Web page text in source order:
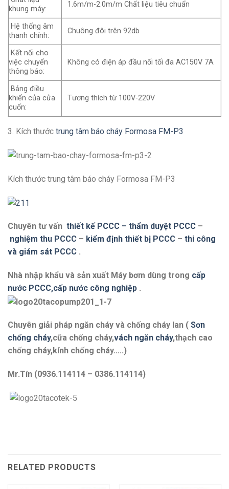
khung máy:
1.6m/m-2.0m/m Chất liệu tiêu chuẩn
Hệ thống âm
thanh chính:
Chuông đôi trên 92db
Kết nối cho
việc chuyển
thông báo:
Không có điện áp đầu nối tối đa AC150V 7A
Bảng điều
khiển của cửa
cuốn:
Tương thích từ 100V-220V
3. Kích thước trung tâm báo cháy Formosa FM-P3
Kích thước trung tâm báo cháy Formosa FM-P3
Chuyên tư vấn thiết kế PCCC – thẩm duyệt PCCC –
nghiệm thu PCCC – kiểm định thiết bị PCCC – thi công
và giám sát PCCC .
Nhà nhập khẩu và sản xuất Máy bơm dùng trong cấp
nước PCCC,cấp nước công nghiệp .
Chuyên giải pháp ngăn cháy và chống cháy lan ( Sơn
chống cháy,cữa chống cháy,vách ngăn cháy,thạch cao
chống cháy,kính chống cháy…..)
Mr.Tín (0936.114114 – 0386.114114)
RELATED PRODUCTS